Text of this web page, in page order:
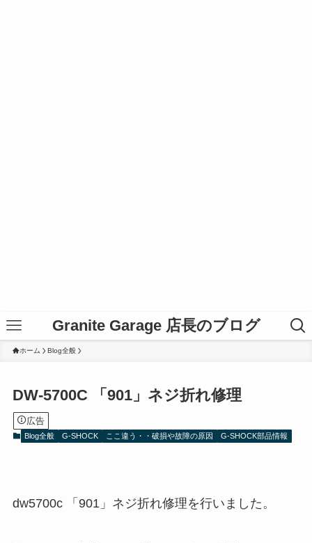
Granite Garage 店長のブログ
ホーム Blog全般
DW-5700C 「901」ネジ折れ修理
広告
Blog全般 G-SHOCK ここ違う・・破損や故障の原因 G-SHOCK部品情報
dw5700c 「901」ネジ折れ修理を行いました。